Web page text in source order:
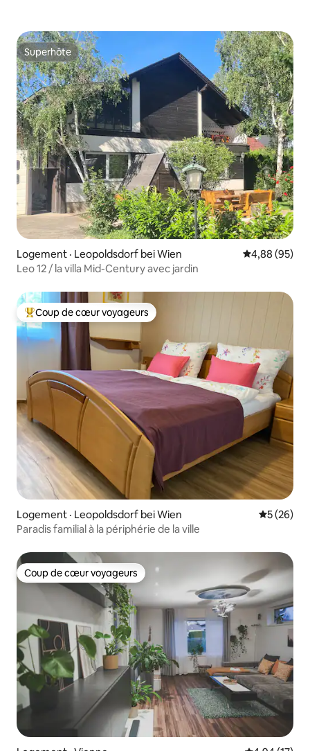
Superhôte
Superhôte
Logement · Leopoldsdorf bei Wien Note
4,88 (95)
Leo 12 / la villa Mid-Century avec jardin
Coup de cœur voyageurs parmi les plus aimés
Coup de cœur voyageurs
Logement · Leopoldsdorf bei Wien Note
5 (26)
Paradis familial à la périphérie de la ville
Coup de cœur voyageurs
Coup de cœur voyageurs